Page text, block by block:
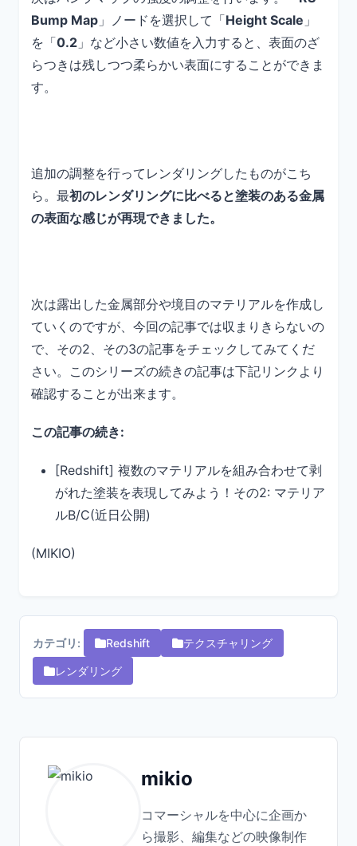
Bump Map 」ノードを選択して「Height Scale 」
を「0.2 」など小さい数値を入力すると、表面のざ
らつきは残しつつ柔らかい表面にすることができま
す。
追加の調整を行ってレンダリングしたものがこち
ら。最初のレンダリングに比べると塗装のある金属
の表面な感じが再現できました。
次は露出した金属部分や境目のマテリアルを作成し
ていくのですが、今回の記事では収まりきらないの
で、その2、その3の記事をチェックしてみてくだ
さい。このシリーズの続きの記事は下記リンクより
確認することが出来ます。
この記事の続き:
[Redshift] 複数のマテリアルを組み合わせて剥
がれた塗装を表現してみよう！その2: マテリア
ルB/C(近日公開)
(MIKIO)
カテゴリ: Redshift テクスチャリング
レンダリング
mikio
コマーシャルを中心に企画か
ら撮影、編集などの映像制作